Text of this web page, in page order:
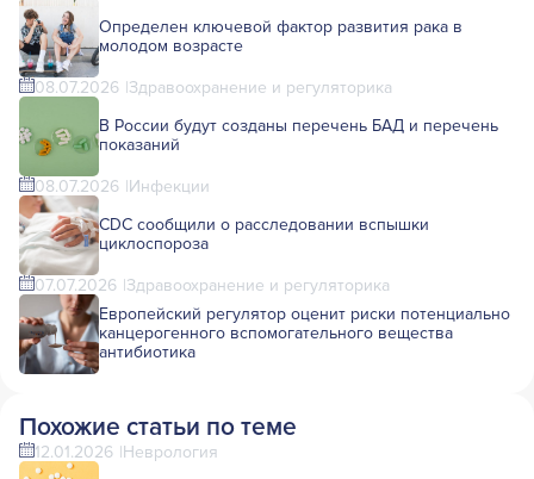
Определен ключевой фактор развития рака в
молодом возрасте
08.07.2026 Здравоохранение и регуляторика
В России будут созданы перечень БАД и перечень
показаний
08.07.2026 Инфекции
CDC сообщили о расследовании вспышки
циклоспороза
07.07.2026 Здравоохранение и регуляторика
Европейский регулятор оценит риски потенциально
канцерогенного вспомогательного вещества
антибиотика
Похожие статьи по теме
12.01.2026 Неврология